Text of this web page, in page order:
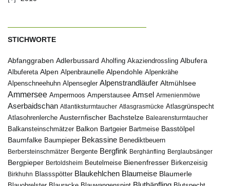
STICHWORTE
Abfanggraben Adlerbussard Aholfing Akaziendrossling Albufera
Albufereta Alpen Alpenbraunelle Alpendohle Alpenkrähe
Alpenschneehuhn Alpensegler Alpenstrandläufer Altmühlsee
Ammersee Ampermoos Amperstausee Amsel Armenienmöwe
Aserbaidschan Atlantiksturmtaucher Atlasgrasmücke Atlasgrünspecht
Atlasohrenlerche Austernfischer Bachstelze Balearensturmtaucher
Balkansteinschmätzer Balkon Bartgeier Bartmeise Basstölpel
Baumfalke Baumpieper Bekassine Benediktbeuern
Berbersteinschmätzer Bergente Bergfink Berghänfling Berglaubsänger
Bergpieper Bertoldsheim Beutelmeise Bienenfresser Birkenzeisig
Birkhuhn Blassspötter Blaukehlchen Blaumeise Blaumerle